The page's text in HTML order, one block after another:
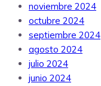
noviembre 2024
octubre 2024
septiembre 2024
agosto 2024
julio 2024
junio 2024